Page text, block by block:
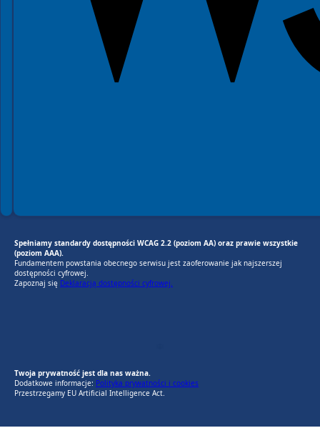
Spełniamy standardy dostępności WCAG 2.2 (poziom AA) oraz prawie wszystkie
(poziom AAA).
Fundamentem powstania obecnego serwisu jest zaoferowanie jak najszerszej
dostępności cyfrowej.
Zapoznaj się Deklaracją dostępności cyfrowej.
Twoja prywatność jest dla nas ważna.
Dodatkowe informacje: Polityka prywatności i cookies
Przestrzegamy EU Artificial Intelligence Act.